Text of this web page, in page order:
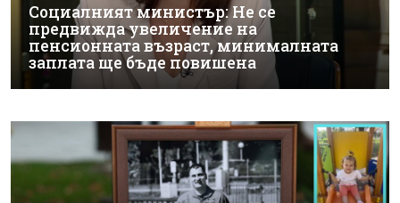
Социалният министър: Не се
предвижда увеличение на
пенсионната възраст, минималната
заплата ще бъде повишена